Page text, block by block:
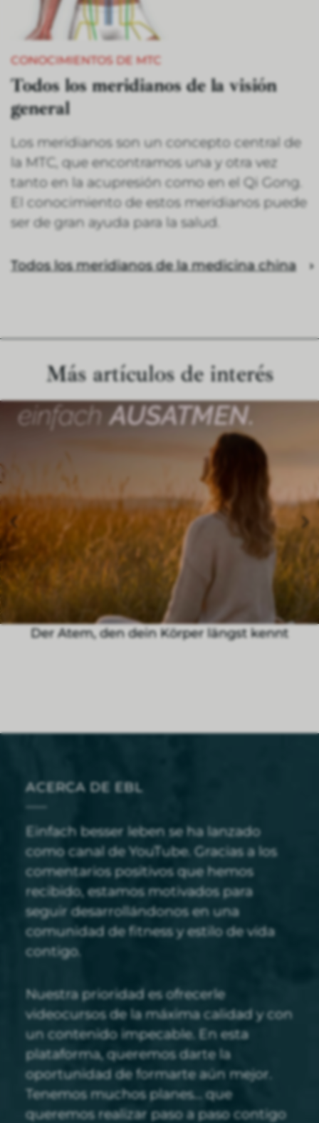
CONOCIMIENTOS DE MTC
Todos los meridianos de la visión
general
Los meridianos son un concepto central de
la MTC, que encontramos una y otra vez
tanto en la acupresión como en el Qi Gong.
El conocimiento de estos meridianos puede
ser de gran ayuda para la salud.
Todos los meridianos de la medicina china
Más artículos de interés
Der Atem, den dein Körper längst kennt
ACERCA DE EBL
Einfach besser leben se ha lanzado
como canal de YouTube. Gracias a los
comentarios positivos que hemos
recibido, estamos motivados para
seguir desarrollándonos en una
comunidad de fitness y estilo de vida
contigo.
Nuestra prioridad es ofrecerle
videocursos de la máxima calidad y con
un contenido impecable. En esta
plataforma, queremos darte la
oportunidad de formarte aún mejor.
Tenemos muchos planes... que
queremos realizar paso a paso contigo